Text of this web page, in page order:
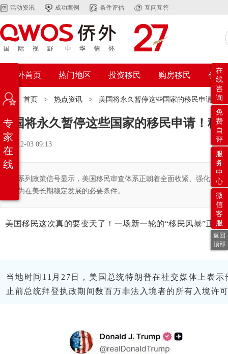
活动资讯 成功案例 条件评估 互问互答
侨外首页 热门地区 投资移民 购房移民 创业
位置： 首页 > 热点资讯 > 美国将永久暂停这些国家的移民申请！
美国将永久暂停这些国家的移民申请！移
2025-12-03 09:13
一系列政策信号显示，美国移民审查体系正朝着全面收紧、强化筛
变为在美长期稳定发展的必要条件。
美国移民这次真的要变天了！一场新一轮的“移民风暴”正
当地时间11月27日，美国总统特朗普在社交媒体上表示
止前总统拜登执政期间数百万非法入境者的所有入境许
专
家
在
线
在
线
咨
询
免
费
自
评
服
务
中
心
微
信
客
服
返回
顶部